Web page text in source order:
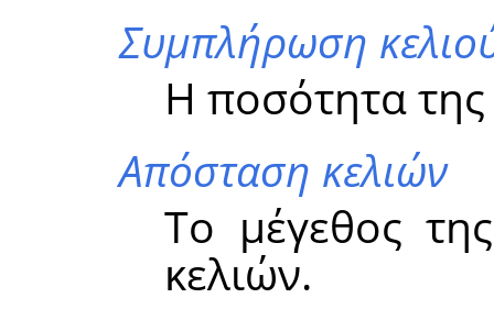
Συμπλήρωση
Η ποσότητα
Απόσταση κελιών
Το μέγεθος
κελιών.